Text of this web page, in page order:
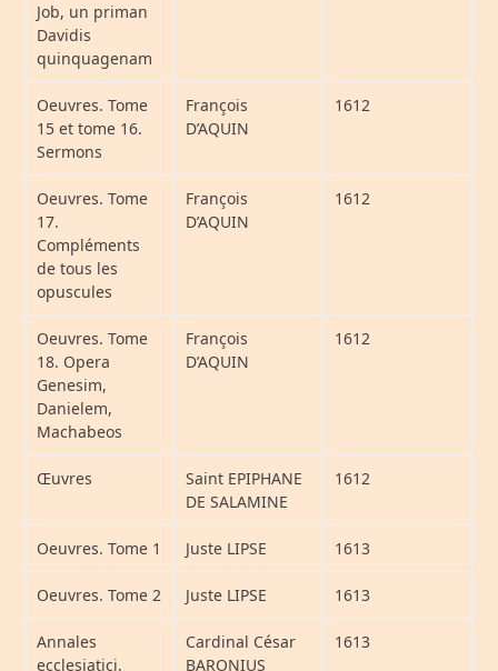
Job, un priman
Davidis
quinquagenam
Oeuvres. Tome
15 et tome 16.
Sermons
François
D’AQUIN
1612
Oeuvres. Tome
17.
Compléments
de tous les
opuscules
François
D’AQUIN
1612
Oeuvres. Tome
18. Opera
Genesim,
Danielem,
Machabeos
François
D’AQUIN
1612
Œuvres
Saint EPIPHANE
DE SALAMINE
1612
Oeuvres. Tome 1 Juste LIPSE 1613
Oeuvres. Tome 2 Juste LIPSE 1613
Annales
ecclesiatici.
Cardinal César
BARONIUS
1613